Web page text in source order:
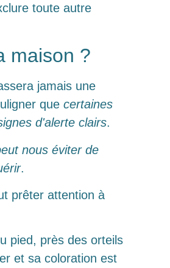
toute autre
maison ?
jamais une
que certaines
d'alerte clairs.
nous éviter de
.
prêter attention à
pied, près des orteils
et sa coloration est